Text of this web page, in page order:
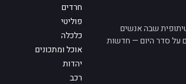
שבה אנשים
על סדר היום — חדשות
חרדים
פוליטי
כלכלה
אוכל ומתכונים
יהדות
רכב